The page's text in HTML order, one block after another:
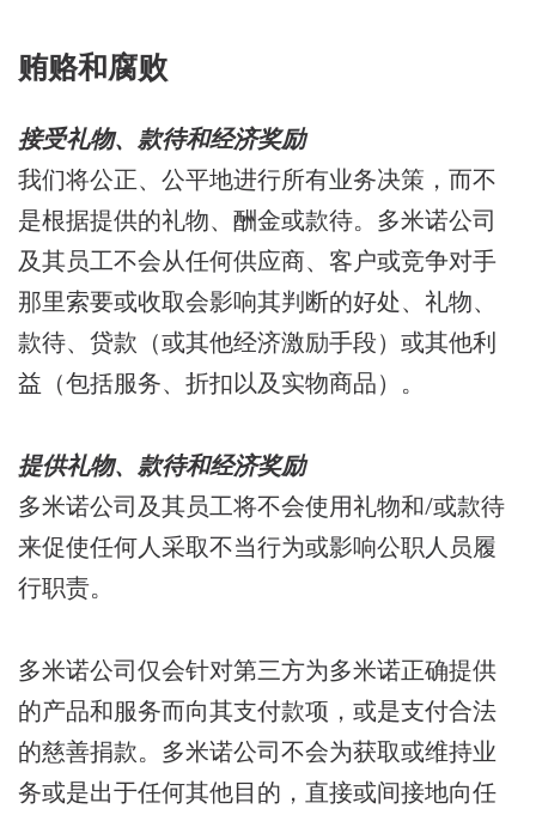
贿赂和腐败
接受礼物、款待和经济奖励
我们将公正、公平地进行所有业务决策，而不
是根据提供的礼物、酬金或款待。多米诺公司
及其员工不会从任何供应商、客户或竞争对手
那里索要或收取会影响其判断的好处、礼物、
款待、贷款（或其他经济激励手段）或其他利
益（包括服务、折扣以及实物商品）。
提供礼物、款待和经济奖励
多米诺公司及其员工将不会使用礼物和/或款待
来促使任何人采取不当行为或影响公职人员履
行职责。
多米诺公司仅会针对第三方为多米诺正确提供
的产品和服务而向其支付款项，或是支付合法
的慈善捐款。多米诺公司不会为获取或维持业
务或是出于任何其他目的，直接或间接地向任